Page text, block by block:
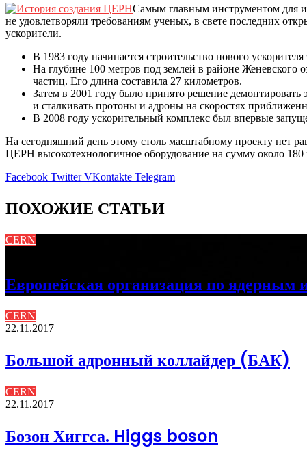
Самым главным инструментом для
не удовлетворяли требованиям ученых, в свете последних
ускорители.
В 1983 году начинается строительство нового
На глубине 100 метров под землей в районе
частиц. Его длина составила 27 километров.
Затем в 2001 году было принято решение
и сталкивать протоны и адроны на скоростях
В 2008 году ускорительный комплекс был впервые
На сегодняшний день этому столь масштабному проекту нет
ЦЕРН высокотехнологичное оборудование на сумму около
Facebook Twitter VKontakte Telegram
ПОХОЖИЕ СТАТЬИ
CERN
Европейская организация по
CERN
22.11.2017
Большой адронный коллайдер (БАК)
CERN
22.11.2017
Бозон Хиггса. Higgs boson